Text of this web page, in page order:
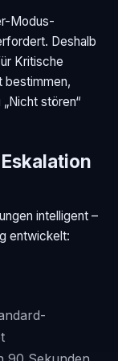
Modus-
Deshalb
Kritische
bestimmen,
stören“
intelligent –
entwickelt: